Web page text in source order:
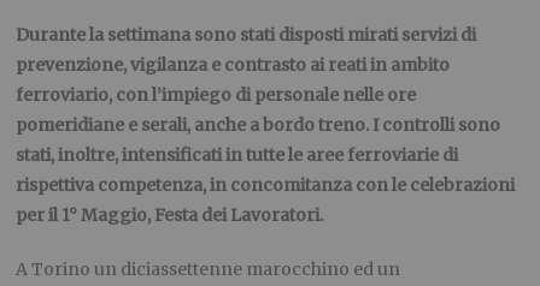
Durante la settimana sono stati disposti mirati servizi di
prevenzione, vigilanza e contrasto ai reati in ambito
ferroviario, con l’impiego di personale nelle ore
pomeridiane e serali, anche a bordo treno. I controlli sono
stati, inoltre, intensificati in tutte le aree ferroviarie di
rispettiva competenza, in concomitanza con le celebrazioni
per il 1° Maggio, Festa dei Lavoratori.
A Torino un diciassettenne marocchino ed un